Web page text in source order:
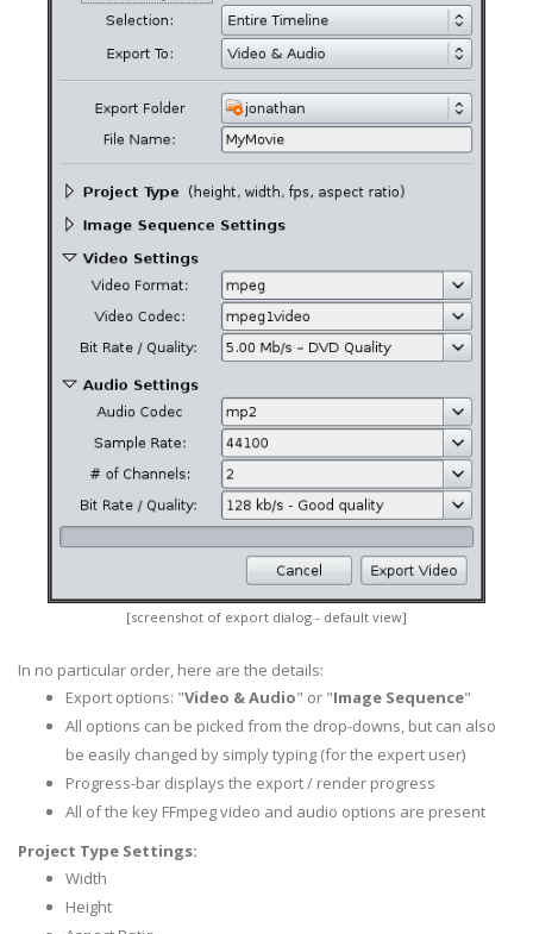
[screenshot of export dialog - default view]
In no particular order, here are the details:
Export options: "Video & Audio" or "Image Sequence"
All options can be picked from the drop-downs, but can also
be easily changed by simply typing (for the expert user)
Progress-bar displays the export / render progress
All of the key FFmpeg video and audio options are present
Project Type Settings:
Width
Height